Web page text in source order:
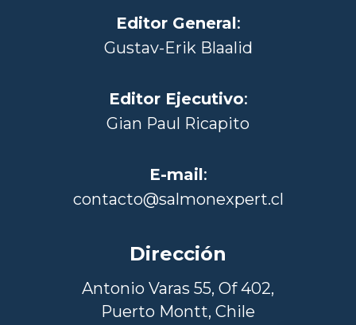
Editor General:
Gustav-Erik Blaalid
Editor Ejecutivo:
Gian Paul Ricapito
E-mail:
contacto@salmonexpert.cl
Dirección
Antonio Varas 55, Of 402,
Puerto Montt, Chile